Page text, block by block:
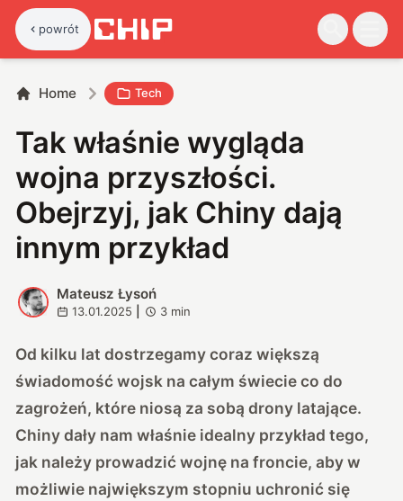
powrót
Home Tech
Tak właśnie wygląda
wojna przyszłości.
Obejrzyj, jak Chiny dają
innym przykład
M
Mateusz Łysoń
13.01.2025 3 min
Od kilku lat dostrzegamy coraz większą
świadomość wojsk na całym świecie co do
zagrożeń, które niosą za sobą drony latające.
Chiny dały nam właśnie idealny przykład tego,
jak należy prowadzić wojnę na froncie, aby w
możliwie największym stopniu uchronić się